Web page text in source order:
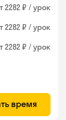
2282 ₽ / урок
2282 ₽ / урок
2282 ₽ / урок
время